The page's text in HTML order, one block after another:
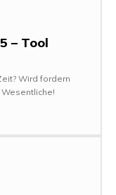
– Tool
Wird fordern